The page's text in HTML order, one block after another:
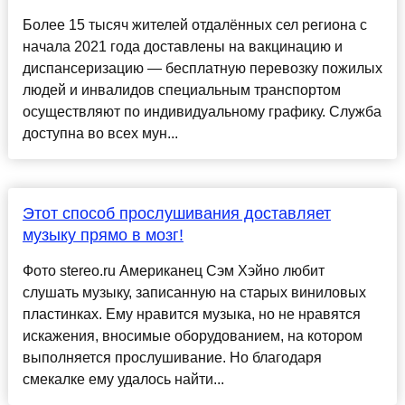
Более 15 тысяч жителей отдалённых сел региона с
начала 2021 года доставлены на вакцинацию и
диспансеризацию — бесплатную перевозку пожилых
людей и инвалидов специальным транспортом
осуществляют по индивидуальному графику. Служба
доступна во всех мун...
Этот способ прослушивания доставляет
музыку прямо в мозг!
Фото stereo.ru Американец Сэм Хэйно любит
слушать музыку, записанную на старых виниловых
пластинках. Ему нравится музыка, но не нравятся
искажения, вносимые оборудованием, на котором
выполняется прослушивание. Но благодаря
смекалке ему удалось найти...